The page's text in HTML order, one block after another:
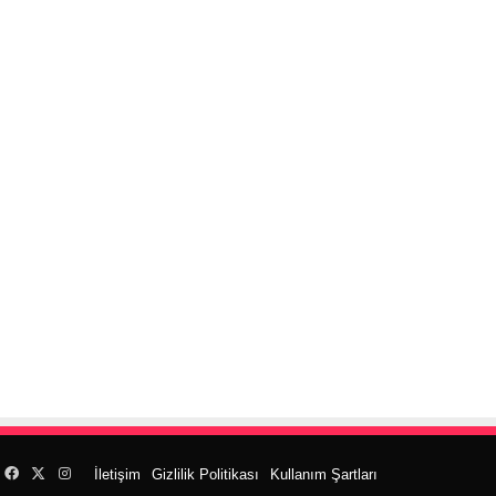
İletişim Gizlilik Politikası Kullanım Şartları
Facebook
X Instagram